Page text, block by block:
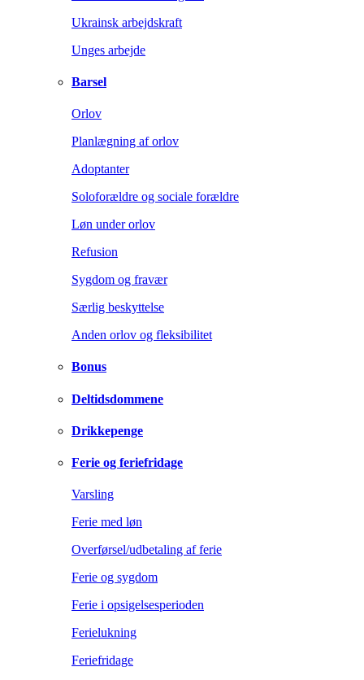
Ukrainsk arbejdskraft
Unges arbejde
Barsel
Orlov
Planlægning af orlov
Adoptanter
Soloforældre og sociale forældre
Løn under orlov
Refusion
Sygdom og fravær
Særlig beskyttelse
Anden orlov og fleksibilitet
Bonus
Deltidsdommene
Drikkepenge
Ferie og feriefridage
Varsling
Ferie med løn
Overførsel/udbetaling af ferie
Ferie og sygdom
Ferie i opsigelsesperioden
Ferielukning
Feriefridage